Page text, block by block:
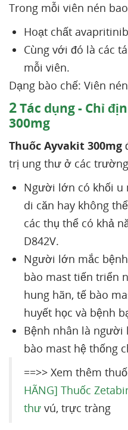
Trong mỗi viên nén
Hoạt chất
Cùng với đó là các
mỗi viên.
Dạng bào chế: Viên
2Tác dụng - Chỉ
300mg
Thuốc Ayvakit 300mg
trị ung thư ở các
Người lớn có khối u
di căn hay không
các thụ thể có khả
D842V.
Người lớn mắc
bào mast tiến triển
hung hãn, tế bào
huyết học và bệnh
Bệnh nhân là người
bào mast hệ thống
==>> Xem thêm
HÃNG] Thuốc
thư vú, trực tràng